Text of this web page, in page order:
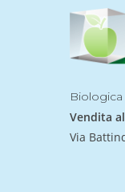
Biologica
Vendita
Via